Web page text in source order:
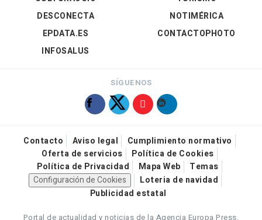
DESCONECTA
EPDATA.ES
INFOSALUS
NOTIMÉRICA
CONTACTOPHOTO
SÍGUENOS
Contacto Aviso legal
Cumplimiento normativo
Oferta de servicios
Política de Cookies
Política de Privacidad
Mapa Web
Temas
Configuración de Cookies
Loteria de navidad
Publicidad estatal
Portal de actualidad y noticias de la Agencia Europa Press.